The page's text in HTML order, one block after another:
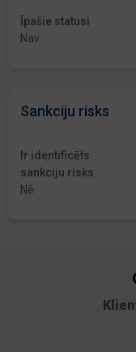
Īpašie statusi
Nav
Sankciju risks
Ir identificēts
sankciju risks
Nē